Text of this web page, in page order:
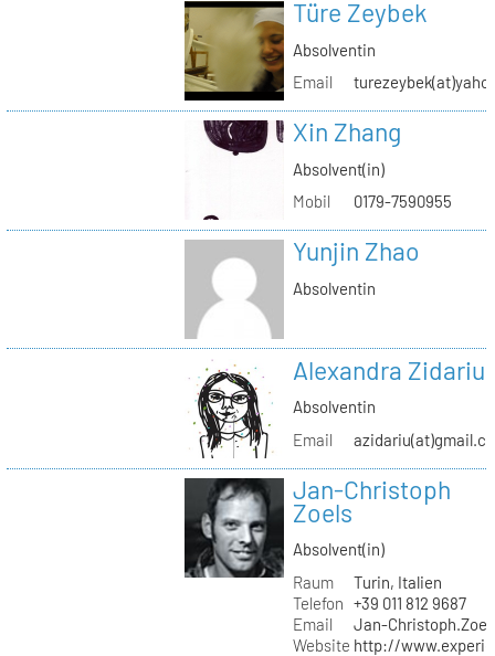
Türe Zeybek
Absolventin
Email
Xin Zhang
Absolvent(in)
Mobil
0179-7590955
Yunjin Zhao
Absolventin
Alexandra Zidariu
Absolventin
Email
Jan-Christoph
Zoels
Absolvent(in)
Raum
Turin, Italien
Telefon +39 011 812 9687
Email
Jan-
Website http://